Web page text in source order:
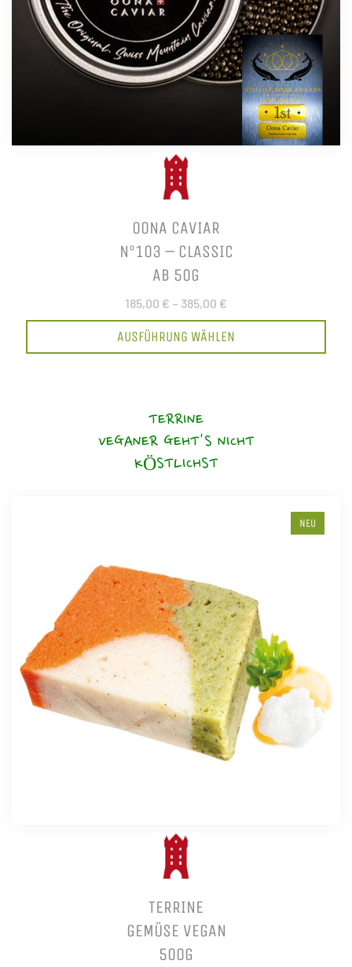
OONA CAVIAR
N°103 – CLASSIC
AB 50G
185,00 € – 385,00 €
AUSFÜHRUNG WÄHLEN
TERRINE
VEGANER GEHT'S NICHT
KÖSTLICHST
NEU
TERRINE
GEMÜSE VEGAN
500G